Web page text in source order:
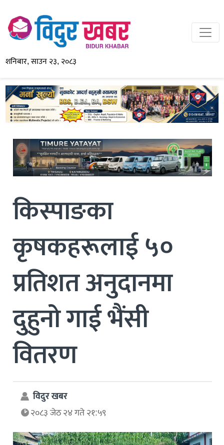
शनिबार, साउन २३, २०८३
किस्पाङका
कृषकहरूलाई ५०‌
प्रतिशत अनुदानमा
दुहुनो गाई भैंसी
वितरण
विदुर खबर
२०८३ जेठ २४ गते २१:५९